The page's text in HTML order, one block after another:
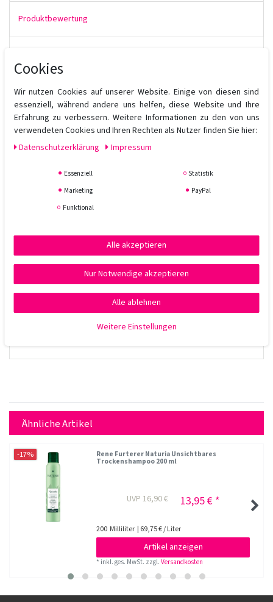
Produktbewertung
DieMilk Shake Volume Solution Volumizing Conditioner
feuchtigkeitsregulierend, pflegend und verdichtet den
Haardurchmesser, um Spliss zu reduzieren. Aloe Vera wirkt
beruhigend auf Kopfhaut und Haar, die feuchtigkeitsgebende
Wirkung von Glycerin sichert die Balance der Feuchtigkeit im
Haar und auf der Kopfhaut. Die Flexibilität der Haare wird durch
die pflegenden Eigenschaften des Guarkernmehls gesteigert.
Auf nassem Haar anwenden, aufschäumen und ausspülen. Bei
Bedarf wiederholen.
Ähnliche Artikel
-17%
Rene Furterer Naturia Unsichtbares
Trockenshampoo 200 ml
UVP 16,90 € 13,95 € *
200 Milliliter | 69,75 € / Liter
Artikel anzeigen
* inkl. ges. MwSt. zzgl.Versandkosten
Cookies
Wir nutzen Cookies auf unserer Website. Einige von diesen sind
essenziell, während andere uns helfen, diese Website und Ihre
Erfahrung zu verbessern. Weitere Informationen zu den von uns
verwendeten Cookies und Ihren Rechten als Nutzer finden Sie hier:
Daten­schutz­erklärung
Impressum
Essenziell
Statistik
Marketing
PayPal
Funktional
Alle akzeptieren
Nur Notwendige akzeptieren
Alle ablehnen
Weitere Einstellungen